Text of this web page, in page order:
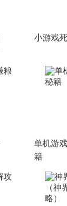
小游戏
单机游
籍